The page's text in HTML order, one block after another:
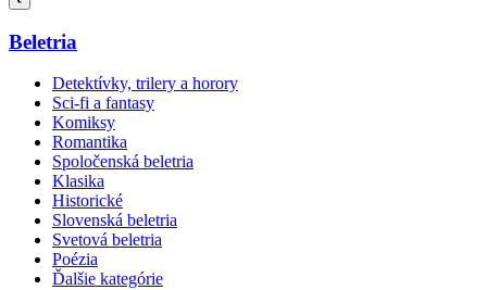
Beletria
Detektívky, trilery a horory
Sci-fi a fantasy
Komiksy
Romantika
Spoločenská beletria
Klasika
Historické
Slovenská beletria
Svetová beletria
Poézia
Ďalšie kategórie